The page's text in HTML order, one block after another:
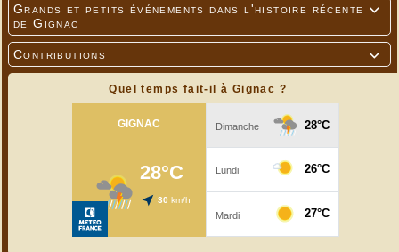

Grands et petits événements dans l'histoire récente
de Gignac

Contributions
Quel temps fait-il à Gignac ?